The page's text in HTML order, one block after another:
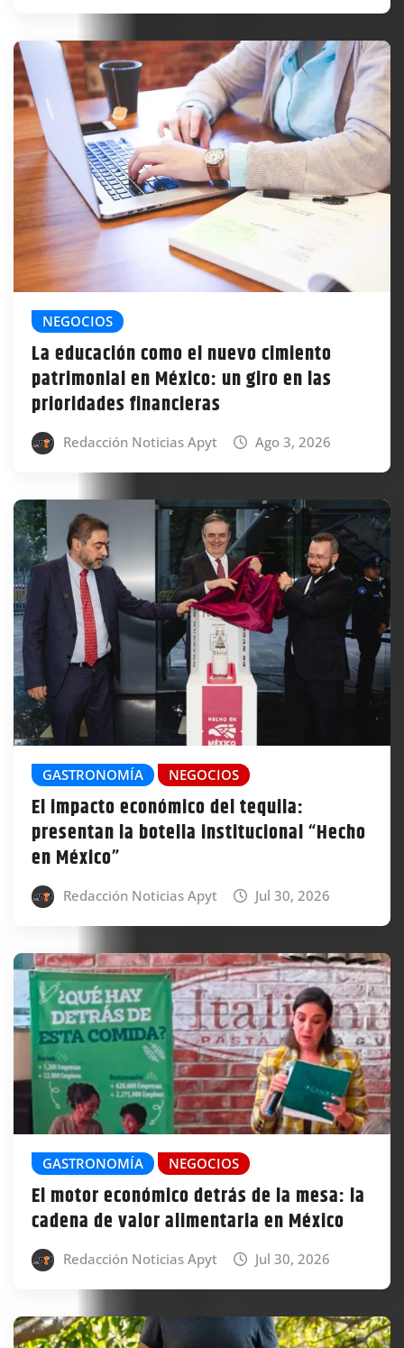
NEGOCIOS
La educación como el nuevo cimiento
patrimonial en México: un giro en las
prioridades financieras
Redacción Noticias Apyt Ago 3, 2026
GASTRONOMÍA NEGOCIOS
El impacto económico del tequila:
presentan la botella institucional “Hecho
en México”
Redacción Noticias Apyt Jul 30, 2026
GASTRONOMÍA NEGOCIOS
El motor económico detrás de la mesa: la
cadena de valor alimentaria en México
Redacción Noticias Apyt Jul 30, 2026